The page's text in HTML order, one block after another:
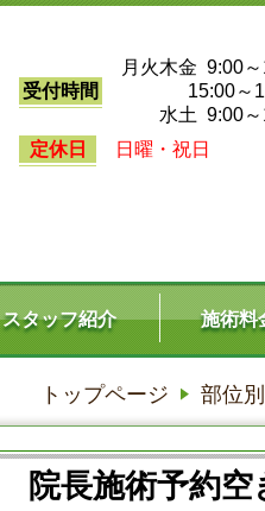
受付時間
月火木金 9:00
15:00～
水土 9:00～
定休日
日曜・祝日
スタッフ紹介 施術料
トップページ 部位
院長施術予約空